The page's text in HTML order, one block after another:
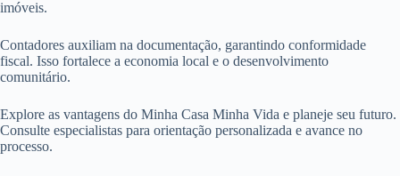
imóveis.
Contadores auxiliam na documentação, garantindo conformidade
fiscal. Isso fortalece a economia local e o desenvolvimento
comunitário.
Explore as vantagens do Minha Casa Minha Vida e planeje seu futuro.
Consulte especialistas para orientação personalizada e avance no
processo.